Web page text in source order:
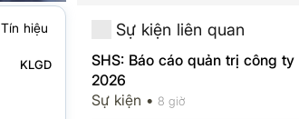
Tín hiệu
KLGD
Sự kiện liên quan
SHS: Báo cáo quản trị công ty
2026
Sự kiện • 8 giờ